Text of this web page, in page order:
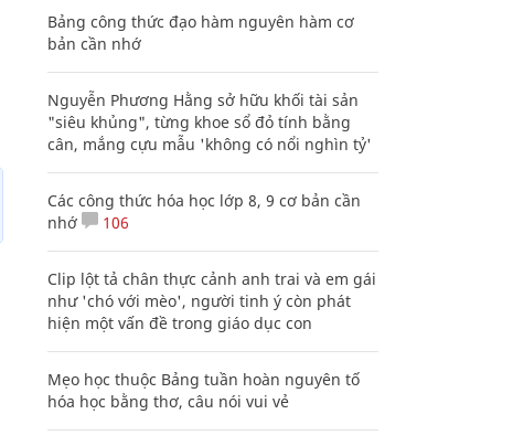
Bảng công thức đạo hàm nguyên hàm cơ
bản cần nhớ
Nguyễn Phương Hằng sở hữu khối tài sản
"siêu khủng", từng khoe sổ đỏ tính bằng
cân, mắng cựu mẫu 'không có nổi nghìn tỷ'
Các công thức hóa học lớp 8, 9 cơ bản cần
nhớ
106
Clip lột tả chân thực cảnh anh trai và em gái
như 'chó với mèo', người tinh ý còn phát
hiện một vấn đề trong giáo dục con
Mẹo học thuộc Bảng tuần hoàn nguyên tố
hóa học bằng thơ, câu nói vui vẻ